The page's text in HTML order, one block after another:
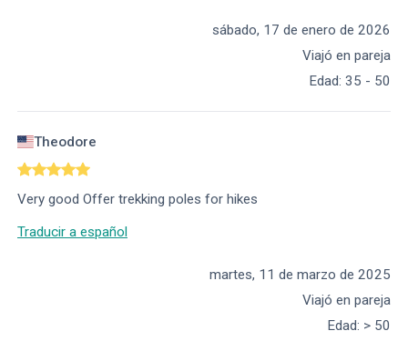
sábado, 17 de enero de 2026
Viajó en pareja
Edad: 35 - 50
Theodore
Very good Offer trekking poles for hikes
Traducir a español
martes, 11 de marzo de 2025
Viajó en pareja
Edad: > 50